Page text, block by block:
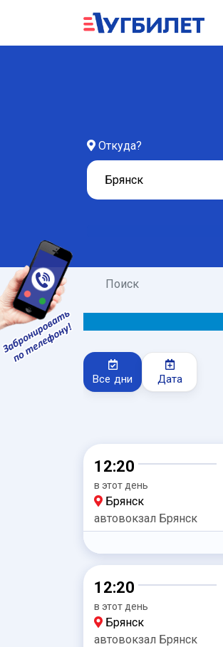
Откуда?
Поиск
Все дни Дата
12:20
в этот день
Брянск
автовокзал Брянск
12:20
в этот день
Брянск
автовокзал Брянск